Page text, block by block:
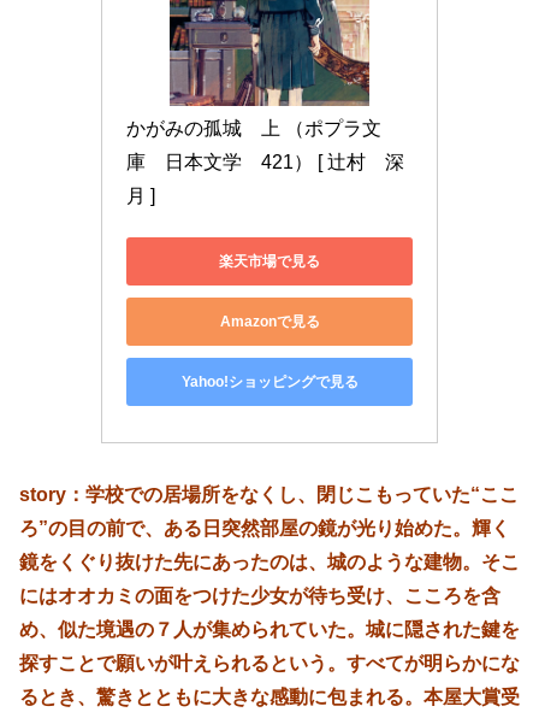
かがみの孤城　上 （ポプラ文
庫　日本文学　421） [ 辻村　深
月 ]
楽天市場で見る
Amazonで見る
Yahoo!ショッピングで見る
story：学校での居場所をなくし、閉じこもっていた“ここ
ろ”の目の前で、ある日突然部屋の鏡が光り始めた。輝く
鏡をくぐり抜けた先にあったのは、城のような建物。そこ
にはオオカミの面をつけた少女が待ち受け、こころを含
め、似た境遇の７人が集められていた。城に隠された鍵を
探すことで願いが叶えられるという。すべてが明らかにな
るとき、驚きとともに大きな感動に包まれる。本屋大賞受